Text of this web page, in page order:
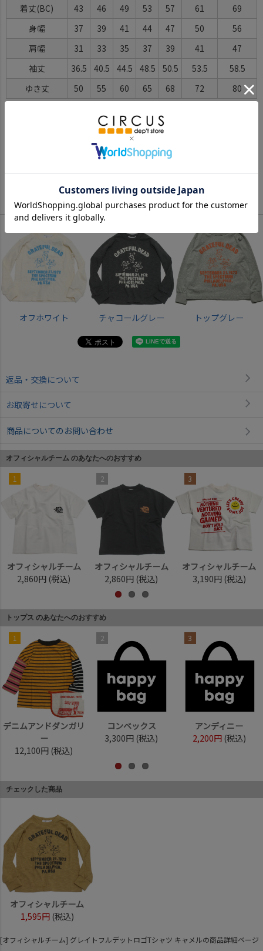
着丈(BC) 43 46 49 53 57 61
69
身幅
37 39 41 44 47 50
56
肩幅
31 33 35 37 39 41
47
袖丈
36.5 40.5 44.5 48.5 50.5 53.5
58.5
ゆき丈
50 55 60 65 68 72 80
※BCはバックセンター（首から裾までの後中心）です。
※SNPはサイドネックポイント（肩から裾までの直線で計測した長
Color
オフホワイト チャコールグレー トップグレー
返品・交換について
お取寄せについて
商品についてのお問い合わせ
オフィシャルチーム のあなたへのおすすめ
1
オフィシャルチーム
2,860円 (税込)
2
オフィシャルチーム
2,860円 (税込)
3
オフィシャルチーム
3,190円 (税込)
トップス のあなたへのおすすめ
1
デニムアンドダンガリ
ー
12,100円 (税込)
2
コンベックス
3,300円 (税込)
3
アンディニー
2,200円 (税込)
チェックした商品
オフィシャルチーム
1,595円 (税込)
[オフィシャルチーム] グレイトフルデットロゴTシャツ キャメルの商品詳細ページ